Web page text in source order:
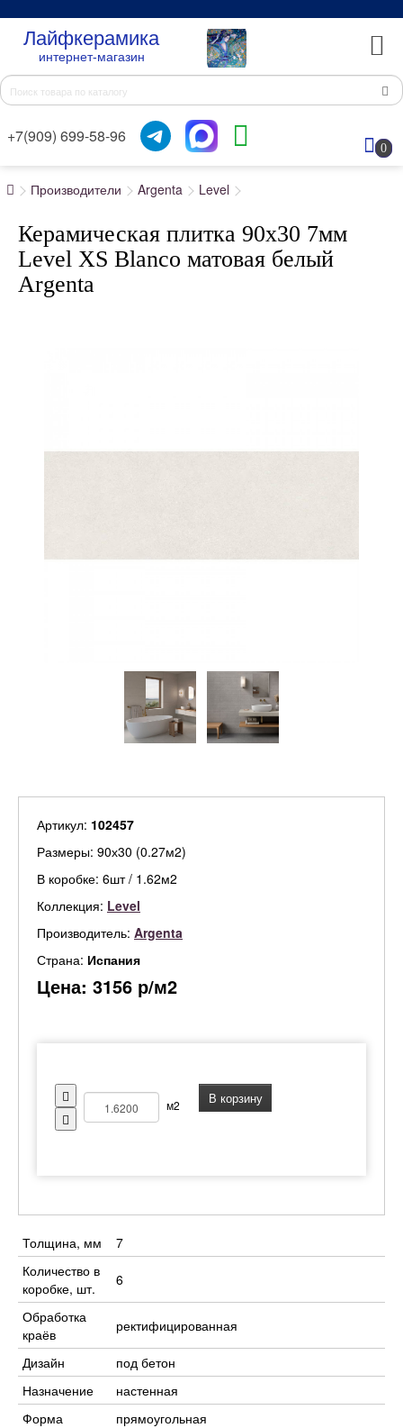
Лайфкерамика
интернет-магазин
+7(909) 699-58-96
0
Производители Argenta Level
Керамическая плитка 90x30 7мм
Level XS Blanco матовая белый
Argenta
Артикул: 102457
Размеры: 90х30 (0.27м2)
В коробке: 6шт / 1.62м2
Коллекция: Level
Производитель: Argenta
Страна: Испания
Цена: 3156 р/м2
м2 В корзину
Толщина, мм
7
Количество в
коробке, шт.
6
Обработка
краёв
ректифицированная
Дизайн
под бетон
Назначение
настенная
Форма
прямоугольная